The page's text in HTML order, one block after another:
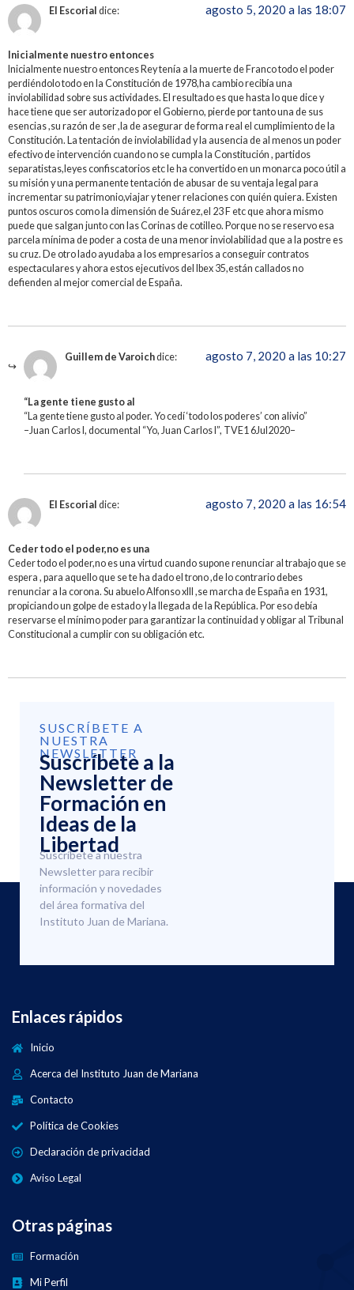
El Escorial dice: agosto 5, 2020 a las 18:07
Inicialmente nuestro entonces
Inicialmente nuestro entonces Rey tenía a la muerte de Franco todo el poder
perdiéndolo todo en la Constitución de 1978,ha cambio recibía una
inviolabilidad sobre sus actividades. El resultado es que hasta lo que dice y
hace tiene que ser autorizado por el Gobierno, pierde por tanto una de sus
esencias ,su razón de ser ,la de asegurar de forma real el cumplimiento de la
Constitución. La tentación de inviolabilidad y la ausencia de al menos un poder
efectivo de intervención cuando no se cumpla la Constitución , partidos
separatistas,leyes confiscatorios etc le ha convertido en un monarca poco útil a
su misión y una permanente tentación de abusar de su ventaja legal para
incrementar su patrimonio,viajar y tener relaciones con quién quiera. Existen
puntos oscuros como la dimensión de Suárez,el 23 F etc que ahora mismo
puede que salgan junto con las Corinas de cotilleo. Porque no se reservo esa
parcela mínima de poder a costa de una menor inviolabilidad que a la postre es
su cruz. De otro lado ayudaba a los empresarios a conseguir contratos
espectaculares y ahora estos ejecutivos del Ibex 35,están callados no
defienden al mejor comercial de España.
Guillem de Varoichdice: agosto 7, 2020 a las 10:27
“La gente tiene gusto al
“La gente tiene gusto al poder. Yo cedí ‘todo los poderes’ con alivio”
–Juan Carlos I, documental “Yo, Juan Carlos I”, TVE1 6Jul2020–
El Escorial dice: agosto 7, 2020 a las 16:54
Ceder todo el poder,no es una
Ceder todo el poder,no es una virtud cuando supone renunciar al trabajo que se
espera , para aquello que se te ha dado el trono ,de lo contrario debes
renunciar a la corona. Su abuelo Alfonso xlll ,se marcha de España en 1931,
propiciando un golpe de estado y la llegada de la República. Por eso debía
reservarse el mínimo poder para garantizar la continuidad y obligar al Tribunal
Constitucional a cumplir con su obligación etc.
SUSCRÍBETE A
NUESTRA
NEWSLETTER
Suscríbete a la
Newsletter de
Formación en
Ideas de la
Libertad
Suscríbete a nuestra
Newsletter para recibir
información y novedades
del área formativa del
Instituto Juan de Mariana.
Enlaces rápidos
Inicio
Acerca del Instituto Juan de Mariana
Contacto
Política de Cookies
Declaración de privacidad
Aviso Legal
Otras páginas
Formación
Mi Perfil